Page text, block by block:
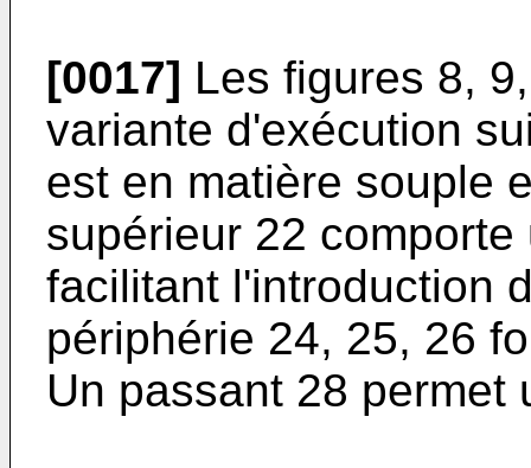
[0017] Les figures 8,
variante d'exécution
est en matière souple
supérieur 22
facilitant l'introduction
périphérie 24, 25, 26
Un passant 28 permet